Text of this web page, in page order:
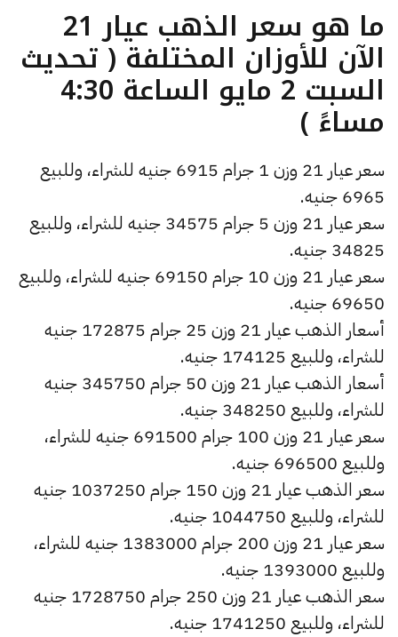
ما هو سعر الذهب عيار 21
الآن للأوزان المختلفة ( تحديث
السبت 2 مايو الساعة 4:30
مساءً )
سعر عيار 21 وزن 1 جرام 6915 جنيه للشراء، وللبيع
6965 جنيه.
سعر عيار 21 وزن 5 جرام 34575 جنيه للشراء، وللبيع
34825 جنيه.
سعر عيار 21 وزن 10 جرام 69150 جنيه للشراء، وللبيع
69650 جنيه.
أسعار الذهب عيار 21 وزن 25 جرام 172875 جنيه
للشراء، وللبيع 174125 جنيه.
أسعار الذهب عيار 21 وزن 50 جرام 345750 جنيه
للشراء، وللبيع 348250 جنيه.
سعر عيار 21 وزن 100 جرام 691500 جنيه للشراء،
وللبيع 696500 جنيه.
سعر الذهب عيار 21 وزن 150 جرام 1037250 جنيه
للشراء، وللبيع 1044750 جنيه.
سعر عيار 21 وزن 200 جرام 1383000 جنيه للشراء،
وللبيع 1393000 جنيه.
سعر الذهب عيار 21 وزن 250 جرام 1728750 جنيه
للشراء، وللبيع 1741250 جنيه.